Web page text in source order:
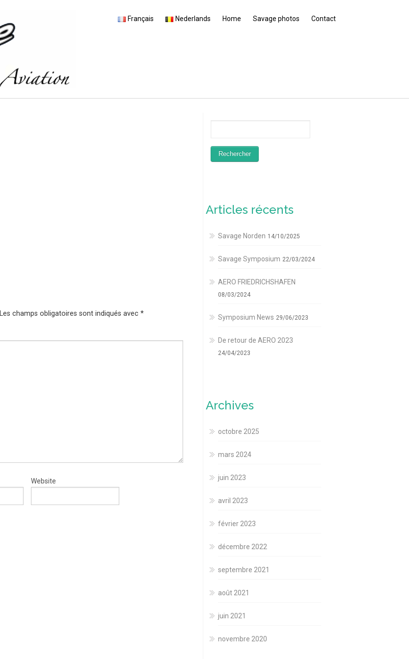
Français Nederlands Home Savage photos Contact
Les champs obligatoires sont indiqués avec *
Website
Articles récents
Savage Norden 14/10/2025
Savage Symposium 22/03/2024
AERO FRIEDRICHSHAFEN
08/03/2024
Symposium News 29/06/2023
De retour de AERO 2023
24/04/2023
Archives
octobre 2025
mars 2024
juin 2023
avril 2023
février 2023
décembre 2022
septembre 2021
août 2021
juin 2021
novembre 2020